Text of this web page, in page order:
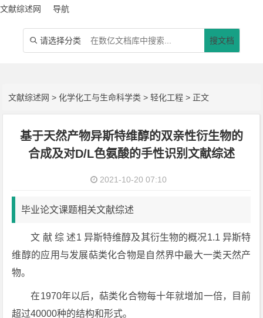
文献综述网 导航
 请选择分类 搜文档
文献综述网 >化学化工与生命科学类 >轻化工程 > 正文
基于天然产物异斯特维醇的双亲性衍生物的
合成及对D/L色氨酸的手性识别文献综述
2021-10-20 07:10
毕业论文课题相关文献综述
文 献 综 述1 异斯特维醇及其衍生物的概况1.1 异斯特
维醇的应用与发展萜类化合物是自然界中最大一类天然产
物。
在1970年以后，萜类化合物每十年就增加一倍，目前
超过40000种的结构和形式。